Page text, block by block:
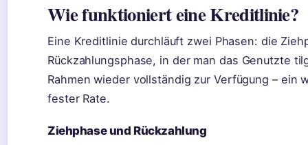
Wie funktioniert eine Kreditlinie?
Eine Kreditlinie durchläuft zwei Phasen: die
Rückzahlungsphase, in der man das Genutzte
Rahmen wieder vollständig zur Verfügung –
fester Rate.
Ziehphase und Rückzahlung